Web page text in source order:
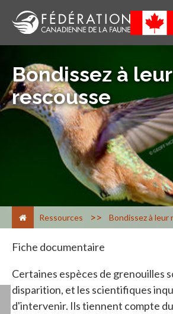
Bondissez à leur
rescousse
Ressources > Bondissez à leur
Fiche documentaire
Certaines espèces de grenouilles
disparition, et les scientifiques
d'intervenir. Ils tiennent compte